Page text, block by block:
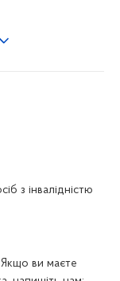
з інвалідністю
ви маєте